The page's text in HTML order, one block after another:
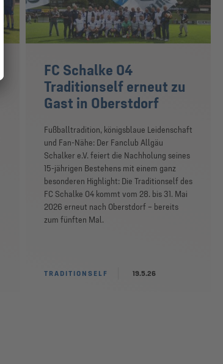
FC Schalke 04
Traditionself erneut zu
Gast in Oberstdorf
Fußballtradition, königsblaue Leidenschaft
und Fan-Nähe: Der Fanclub Allgäu
Schalker e.V. feiert die Nachholung seines
15-jährigen Bestehens mit einem ganz
besonderen Highlight: Die Traditionself des
FC Schalke 04 kommt vom 28. bis 31. Mai
2026 erneut nach Oberstdorf – bereits
zum fünften Mal.
TRADITIONSELF 19.5.26